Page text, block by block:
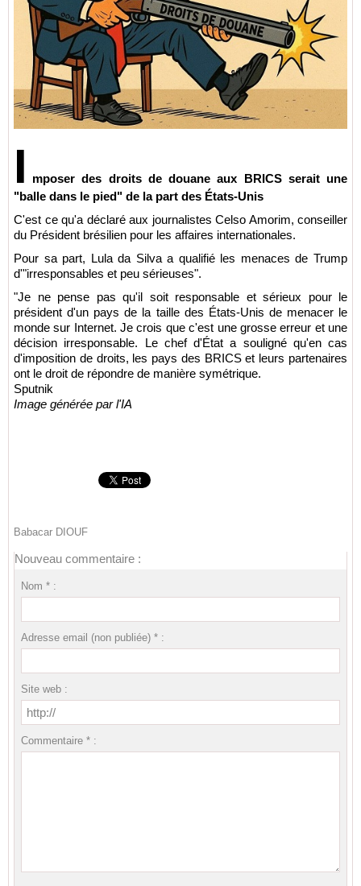
I
mposer des droits de douane aux BRICS serait une
"balle dans le pied" de la part des États-Unis
C'est ce qu'a déclaré aux journalistes Celso Amorim, conseiller
du Président brésilien pour les affaires internationales.
Pour sa part, Lula da Silva a qualifié les menaces de Trump
d'"irresponsables et peu sérieuses".
"Je ne pense pas qu'il soit responsable et sérieux pour le
président d'un pays de la taille des États-Unis de menacer le
monde sur Internet. Je crois que c'est une grosse erreur et une
décision irresponsable. Le chef d'État a souligné qu'en cas
d'imposition de droits, les pays des BRICS et leurs partenaires
ont le droit de répondre de manière symétrique.
Sputnik
Image générée par l'IA
Babacar DIOUF
Nouveau commentaire :
Nom * :
Adresse email (non publiée) * :
Site web :
Commentaire * :